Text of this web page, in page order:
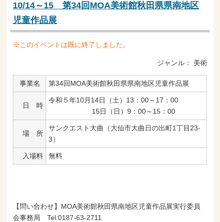
10/14～15 第34回MOA美術館秋田県県南地区
児童作品展
※このイベントは既に終了しました。
ジャンル： 美術
事業名 第34回MOA美術館秋田県県南地区児童作品展
日 時
令和５年10月14日（土）13：00～17：00
15日（日）9：00～15：00
場 所
サンクエスト大曲（大仙市大曲日の出町1丁目23-
3）
入場料 無料
【問い合わせ】MOA美術館秋田県南地区児童作品展実行委員
会事務局 Tel:0187-63-2711